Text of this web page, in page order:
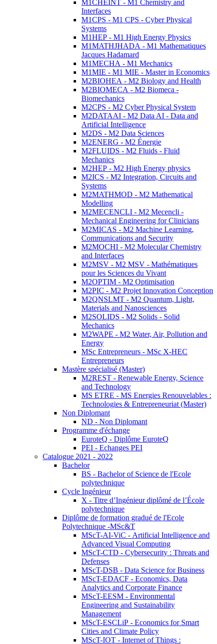
M1CHEINT - M1 Chemistry and
Interfaces
M1CPS - M1 CPS - Cyber Physical
Systems
M1HEP - M1 High Energy Physics
M1MATHJHADA - M1 Mathematiques
Jacques Hadamard
M1MECHA - M1 Mechanics
M1MIE - M1 MIE - Master in Economics
M2BIOHEA - M2 Biology and Health
M2BIOMECA - M2 Biomeca -
Biomechanics
M2CPS - M2 Cyber Physical System
M2DATAAI - M2 Data AI - Data and
Artificial Intelligence
M2DS - M2 Data Sciences
M2ENERG - M2 Énergie
M2FLUIDS - M2 Fluids - Fluid
Mechanics
M2HEP - M2 High Energy physics
M2ICS - M2 Integration, Circuits and
Systems
M2MATHMOD - M2 Mathematical
Modelling
M2MECENCLI - M2 Mecencli -
Mechanical Engineering for Clinicians
M2MICAS - M2 Machine Learning,
Communications and Security
M2MOCHI - M2 Molecular Chemistry
and Interfaces
M2MSV - M2 MSV - Mathématiques
pour les Sciences du Vivant
M2OPTIM - M2 Optimisation
M2PIC - M2 Projet Innovation Conception
M2QNSLMT - M2 Quantum, Light,
Materials and Nanosciences
M2SOLIDS - M2 Solids - Solid
Mechanics
M2WAPE - M2 Water, Air, Pollution and
Energy
MSc Entrepreneurs - MSc X-HEC
Entrepreneurs
Mastère spécialisé (Master)
M2REST - Renewable Energy, Science
and Technology
MS ETRE - MS Energies Renouvelables :
Technologies & Entrepreneuriat (Master)
Non Diplomant
ND - Non Diplomant
Programme d'échange
EuroteQ - Diplôme EuroteQ
PEI - Echanges PEI
Catalogue 2021 - 2022
Bachelor
BS - Bachelor of Science de l'Ecole
polytechnique
Cycle Ingénieur
X - Titre d’Ingénieur diplômé de l’École
polytechnique
Diplôme de formation gradué de l'Ecole
Polytechnique -MSc&T
MScT-AI-ViC - Artificial Intelligence and
Advanced Visual Computing
MScT-CTD - Cybersecurity : Threats and
Defenses
MScT-DSB - Data Science for Business
MScT-EDACF - Economics, Data
Analytics and Corporate Finance
MScT-EESM - Environmental
Engineering and Sustainability
Management
MScT-ESCLiP - Economics for Smart
Cities and Climate Policy
MScT-IOT - Internet of Things :